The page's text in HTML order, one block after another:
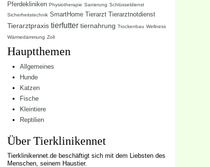
Pferdekliniken Physiotherapie Sanierung Schlüsseldienst
Sicherheitstechnik SmartHome Tierarzt Tierarztnotdienst
Tierarztpraxis tierfutter tiernahrung Trockenbau Wellness
Wärmedämmung Zoll
Hauptthemen
Allgemeines
Hunde
Katzen
Fische
Kleintiere
Reptilien
Über Tierklinikennet
Tierklinikennet.de beschäftigt sich mit dem Liebsten des
Menschen, seinem Haustier.